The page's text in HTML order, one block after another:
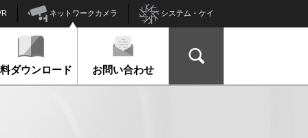
ネットワークカメラ システム・ケイ
ダウンロード お問い合わせ